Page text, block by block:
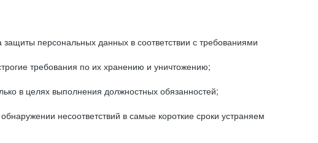
персональных данных в соответствии с требованиями
требования по их хранению и уничтожению;
в целях выполнения должностных обязанностей;
несоответствий в самые короткие сроки устраняем